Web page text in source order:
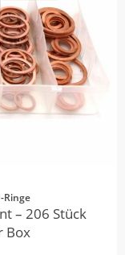
Ringe
– 206 Stück
Box